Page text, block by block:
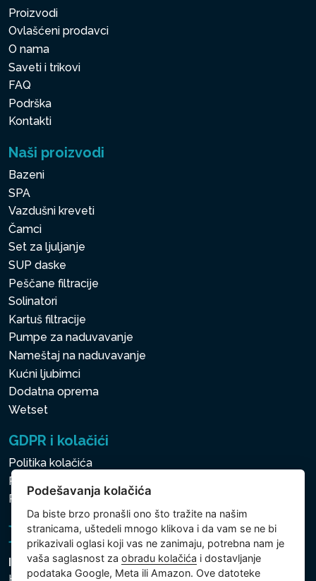
Proizvodi
Ovlašćeni prodavci
O nama
Saveti i trikovi
FAQ
Podrška
Kontakti
Naši proizvodi
Bazeni
SPA
Vazdušni kreveti
Čamci
Set za ljuljanje
SUP daske
Peščane filtracije
Solinatori
Kartuš filtracije
Pumpe za naduvavanje
Nameštaj na naduvavanje
Kućni ljubimci
Dodatna oprema
Wetset
GDPR i kolačići
Politika kolačića
Politika zaštite ličnih i drugih obrađivanih podataka
Politika kolačića
Intex Trading, s.r.o.
Podešavanja kolačića
Da biste brzo pronašli ono što tražite na našim
stranicama, uštedeli mnogo klikova i da vam se ne bi
prikazivali oglasi koji vas ne zanimaju, potrebna nam je
vaša saglasnost zaobradu kolačića i dostavljanje
podataka Google, Meta ili Amazon. Ove datoteke